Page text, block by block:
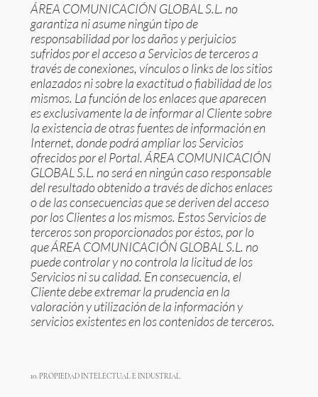
ÁREA COMUNICACIÓN GLOBAL S.L. no
garantiza ni asume ningún tipo de
responsabilidad por los daños y perjuicios
sufridos por el acceso a Servicios de terceros a
través de conexiones, vínculos o links de los sitios
enlazados ni sobre la exactitud o fiabilidad de los
mismos. La función de los enlaces que aparecen
es exclusivamente la de informar al Cliente sobre
la existencia de otras fuentes de información en
Internet, donde podrá ampliar los Servicios
ofrecidos por el Portal. ÁREA COMUNICACIÓN
GLOBAL S.L. no será en ningún caso responsable
del resultado obtenido a través de dichos enlaces
o de las consecuencias que se deriven del acceso
por los Clientes a los mismos. Estos Servicios de
terceros son proporcionados por éstos, por lo
que ÁREA COMUNICACIÓN GLOBAL S.L. no
puede controlar y no controla la licitud de los
Servicios ni su calidad. En consecuencia, el
Cliente debe extremar la prudencia en la
valoración y utilización de la información y
servicios existentes en los contenidos de terceros.
10. PROPIEDAD INTELECTUAL E INDUSTRIAL